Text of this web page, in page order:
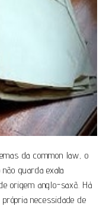
da common law, o
guarda exata
origem anglo-saxã. Há
necessidade de